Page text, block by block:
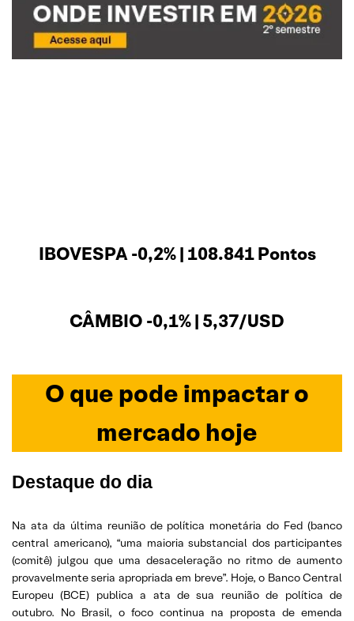
IBOVESPA -0,2% | 108.841 Pontos
CÂMBIO -0,1% | 5,37/USD
O que pode impactar o
mercado hoje
Destaque do dia
Na ata da última reunião de política monetária do Fed (banco
central americano), “uma maioria substancial dos participantes
(comitê) julgou que uma desaceleração no ritmo de aumento
provavelmente seria apropriada em breve”. Hoje, o Banco Central
Europeu (BCE) publica a ata de sua reunião de política de
outubro. No Brasil, o foco continua na proposta de emenda